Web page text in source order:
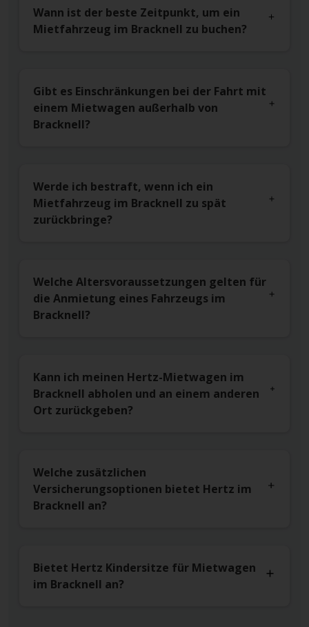
Wann ist der beste Zeitpunkt, um ein
Mietfahrzeug im Bracknell zu buchen?
Gibt es Einschränkungen bei der Fahrt mit
einem Mietwagen außerhalb von
Bracknell?
Werde ich bestraft, wenn ich ein
Mietfahrzeug im Bracknell zu spät
zurückbringe?
Welche Altersvoraussetzungen gelten für
die Anmietung eines Fahrzeugs im
Bracknell?
Kann ich meinen Hertz-Mietwagen im
Bracknell abholen und an einem anderen
Ort zurückgeben?
Welche zusätzlichen
Versicherungsoptionen bietet Hertz im
Bracknell an?
Bietet Hertz Kindersitze für Mietwagen
im Bracknell an?